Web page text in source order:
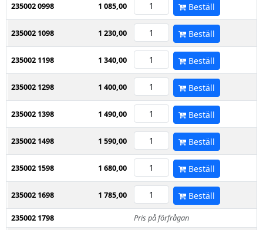
235002 0998 1 085,00 Beställ
235002 1098 1 230,00 Beställ
235002 1198 1 340,00 Beställ
235002 1298 1 400,00 Beställ
235002 1398 1 490,00 Beställ
235002 1498 1 590,00 Beställ
235002 1598 1 680,00 Beställ
235002 1698 1 785,00 Beställ
235002 1798 Pris på förfrågan